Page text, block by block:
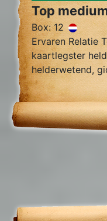
Top
Box: 12
Ervaren Relatie
kaartlegster
helderwetend,
over relatie